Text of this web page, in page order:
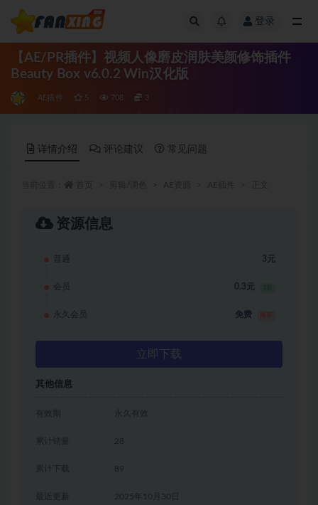
登录
【AE/PR插件】视频人像磨皮润肤美颜修饰插件
Beauty Box v6.0.2 Win汉化版
AE插件 5 708 3
详情介绍 评论建议 常见问题
资源信息
普通 3元
会员 0.3元 1折
永久会员 免费
立即下载
其他信息
有效期 永久有效
累计销量 28
累计下载 89
2025年10月30日